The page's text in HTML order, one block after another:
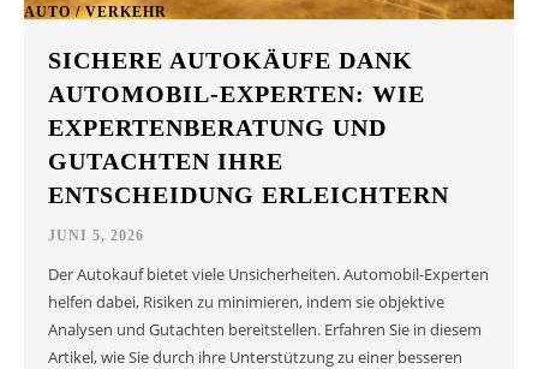
AUTO / VERKEHR
SICHERE AUTOKÄUFE DANK
AUTOMOBIL-EXPERTEN: WIE
EXPERTENBERATUNG UND
GUTACHTEN IHRE
ENTSCHEIDUNG ERLEICHTERN
JUNI 5, 2026
Der Autokauf bietet viele Unsicherheiten. Automobil-Experten
helfen dabei, Risiken zu minimieren, indem sie objektive
Analysen und Gutachten bereitstellen. Erfahren Sie in diesem
Artikel, wie Sie durch ihre Unterstützung zu einer besseren